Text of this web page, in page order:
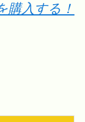
購入する！